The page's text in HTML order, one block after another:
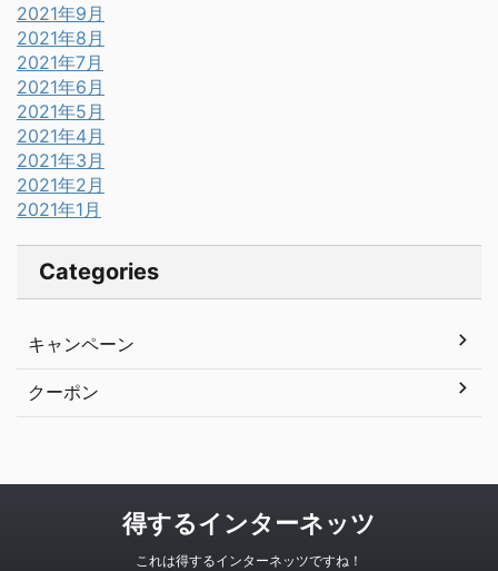
2021年9月
2021年8月
2021年7月
2021年6月
2021年5月
2021年4月
2021年3月
2021年2月
2021年1月
Categories
キャンペーン
クーポン
得するインターネッツ
これは得するインターネッツですね！